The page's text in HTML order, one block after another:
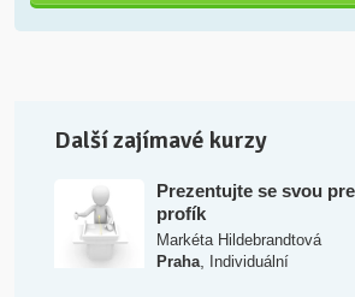
Další zajímavé kurzy
Prezentujte se svou
profík
Markéta Hildebrandtová
Praha, Individuální